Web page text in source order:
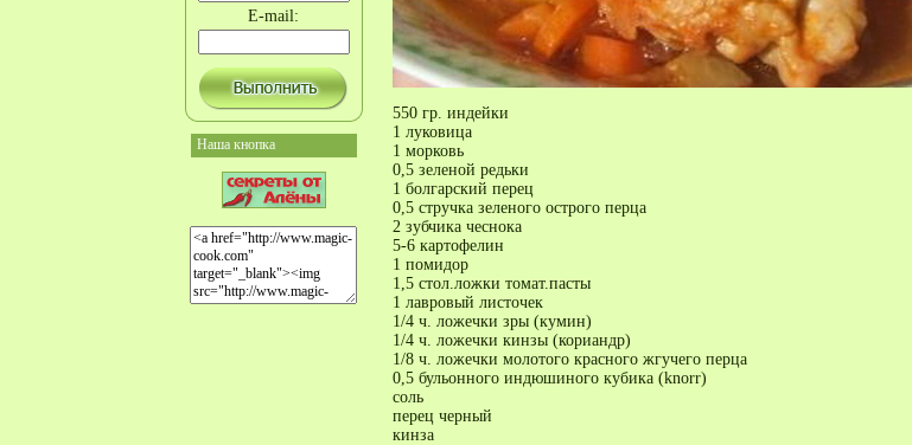
E-mail:
Наша кнопка
550 гр. индейки
1 луковица
1 морковь
0,5 зеленой редьки
1 болгарский перец
0,5 стручка зеленого острого перца
2 зубчика чеснока
5-6 картофелин
1 помидор
1,5 стол.ложки томат.пасты
1 лавровый листочек
1/4 ч. ложечки зры (кумин)
1/4 ч. ложечки кинзы (кориандр)
1/8 ч. ложечки молотого красного жгучего перца
0,5 бульонного индюшиного кубика (knorr)
соль
перец черный
кинза